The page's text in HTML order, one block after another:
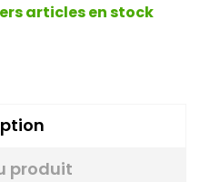
articles en stock
produit